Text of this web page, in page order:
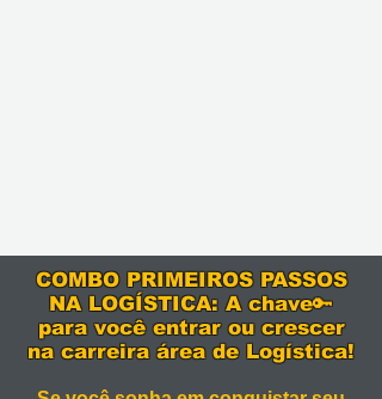
COMBO PRIMEIROS PASSOS
NA LOGÍSTICA: A chave🔑
para você entrar ou crescer
na carreira área de Logística!